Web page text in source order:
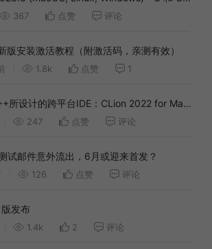
367 点赞 评论
版安装激活教程（附激活码，亲测有效）
1.8k 点赞 1
所设计的跨平台IDE：CLion 2022 for Mac
247 点赞 评论
试邮件意外流出，6月或迎来首发？
126 点赞 评论
发布
1.4k 2 评论